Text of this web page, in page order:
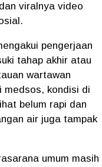
viralnya video
pengerjaan
tahap akhir atau
wartawan
medsos, kondisi di
belum rapi dan
air juga tampak
umum masih